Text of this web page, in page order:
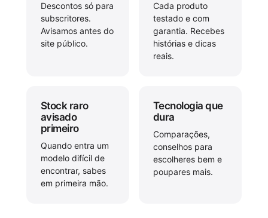
Descontos só para
subscritores.
Avisamos antes do
site público.
Cada produto
testado e com
garantia. Recebes
histórias e dicas
reais.
Stock raro
avisado
primeiro
Quando entra um
modelo difícil de
encontrar, sabes
em primeira mão.
Tecnologia que
dura
Comparações,
conselhos para
escolheres bem e
poupares mais.